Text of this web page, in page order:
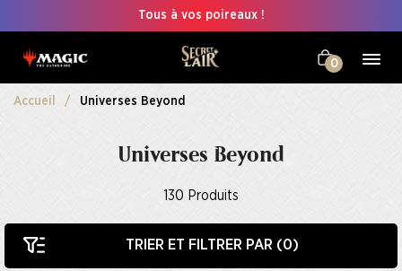
Tous à vos poireaux !
0
Accueil Universes Beyond
Universes Beyond
130 Produits
TRIER ET FILTRER PAR (0)